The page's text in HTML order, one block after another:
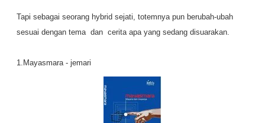
Tapi sebagai seorang hybrid sejati, totemnya pun berubah-ubah
sesuai dengan tema dan cerita apa yang sedang disuarakan.
1.Mayasmara - jemari